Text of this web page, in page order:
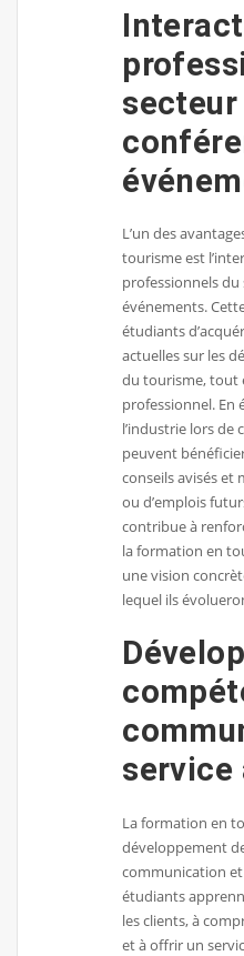
L’un des
tourisme est
professionnels
événements.
étudiants
actuelles sur les
du tourisme, tout
professionnel. En
l’industrie lors de
peuvent
conseils avisés et
ou d’emplois
contribue à
la formation en
une vision
lequel ils
service
La formation en
développement
communication et
étudiants
les clients, à
et à offrir un